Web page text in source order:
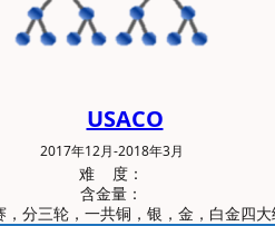
USACO
2017年12月-2018年3月
难 度：
含金量：
三轮，一共铜，银，金，白金四大